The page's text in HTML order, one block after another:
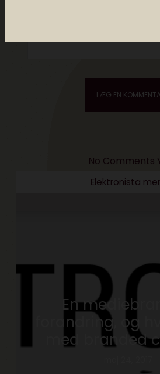
No Comments
Elektronista
En
forandring, og
med branded